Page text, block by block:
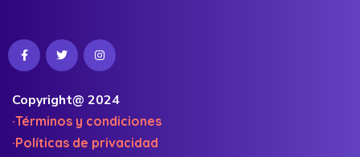
Copyright@ 2024
·Términos y condiciones
·Políticas de privacidad